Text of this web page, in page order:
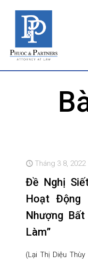
Tháng 3 8, 2022
Đề Nghị
Hoạt Động
Nhượng
Làm”
(Lại Thị Diệu